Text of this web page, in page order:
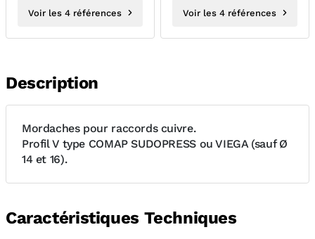
Voir les 4 références Voir les 4 références
Description
Mordaches pour raccords cuivre.
Profil V type COMAP SUDOPRESS ou VIEGA (sauf Ø
14 et 16).
Caractéristiques Techniques